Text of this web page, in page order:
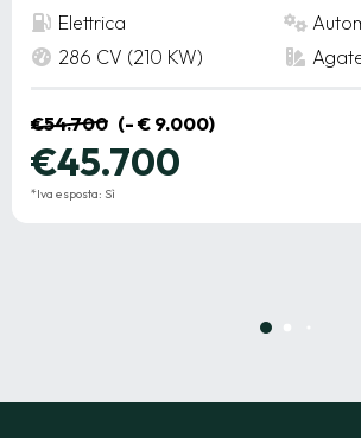
Elettrica
286 CV (210 KW)
€54.700 (- € 9.000)
€45.700
*Iva esposta: Sì